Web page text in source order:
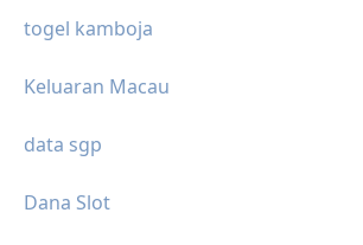
togel kamboja
Keluaran Macau
data sgp
Dana Slot